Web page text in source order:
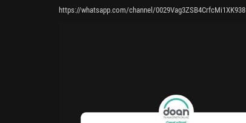
https://whatsapp.com/channel/0029Vag3ZSB4CrfcMi1XK938